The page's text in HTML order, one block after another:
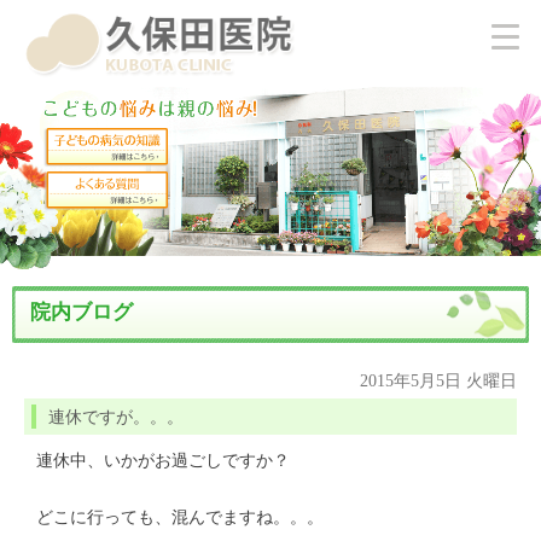
院内ブログ
2015年5月5日 火曜日
連休ですが。。。
連休中、いかがお過ごしですか？
どこに行っても、混んでますね。。。